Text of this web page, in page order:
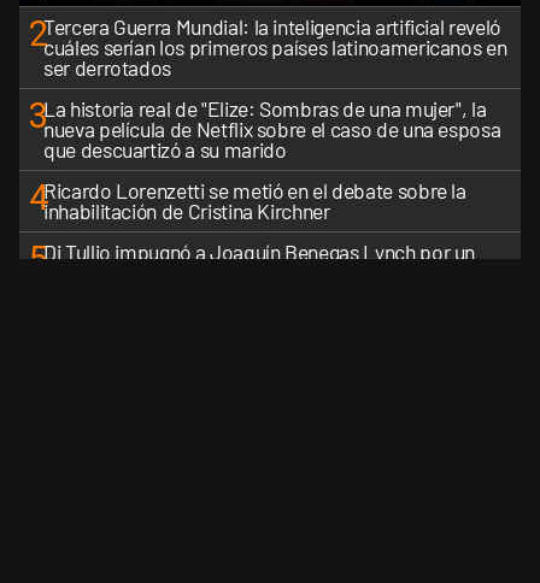
2Tercera Guerra Mundial: la inteligencia artificial reveló
cuáles serían los primeros países latinoamericanos en
ser derrotados
3La historia real de "Elize: Sombras de una mujer", la
nueva película de Netflix sobre el caso de una esposa
que descuartizó a su marido
4Ricardo Lorenzetti se metió en el debate sobre la
inhabilitación de Cristina Kirchner
5Di Tullio impugnó a Joaquín Benegas Lynch por un